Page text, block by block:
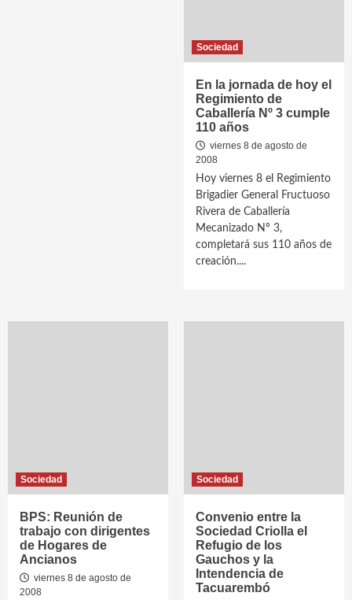
Sociedad
En la jornada de hoy el
Regimiento de
Caballería Nº 3 cumple
110 años
viernes 8 de agosto de
2008
Hoy viernes 8 el Regimiento
Brigadier General Fructuoso
Rivera de Caballería
Mecanizado Nº 3,
completará sus 110 años de
creación....
Sociedad
BPS: Reunión de
trabajo con dirigentes
de Hogares de
Ancianos
viernes 8 de agosto de
2008
Sociedad
Convenio entre la
Sociedad Criolla el
Refugio de los
Gauchos y la
Intendencia de
Tacuarembó